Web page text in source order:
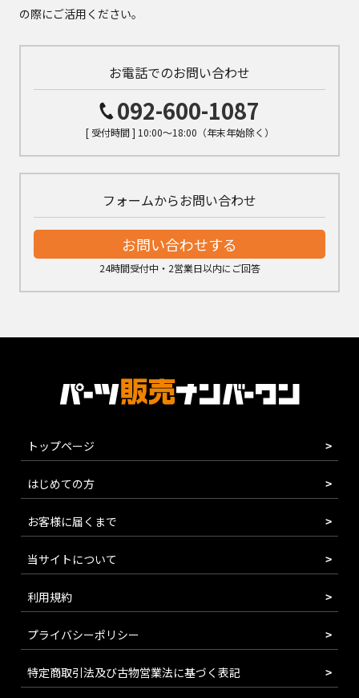
の際にご活用ください。
お電話でのお問い合わせ
092-600-1087
[ 受付時間 ] 10:00～18:00（年末年始除く）
フォームからお問い合わせ
お問い合わせする
24時間受付中・2営業日以内にご回答
トップページ
はじめての方
お客様に届くまで
当サイトについて
利用規約
プライバシーポリシー
特定商取引法及び古物営業法に基づく表記